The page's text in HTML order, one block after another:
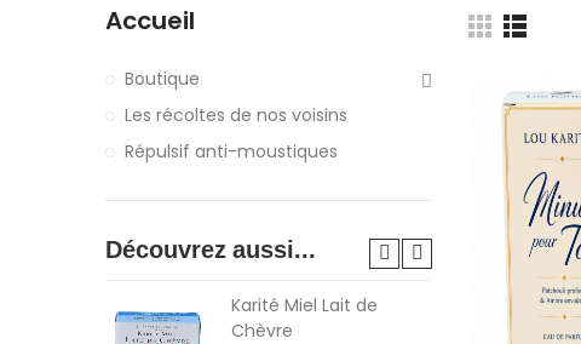
Accueil
Boutique
Les récoltes de nos voisins
Répulsif anti-moustiques
Découvrez aussi...
Karité Miel Lait de
Chèvre